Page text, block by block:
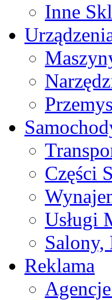
Inne
Części
Usługi
Reklama